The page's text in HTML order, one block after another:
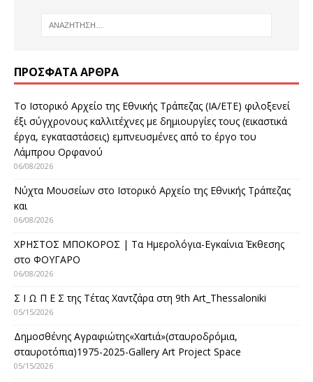
ΠΡΌΣΦΑΤΑ ΆΡΘΡΑ
Το Ιστορικό Αρχείο της Εθνικής Τράπεζας (ΙΑ/ΕΤΕ) φιλοξενεί
έξι σύγχρονους καλλιτέχνες με δημιουργίες τους (εικαστικά
έργα, εγκαταστάσεις) εμπνευσμένες από το έργο του
Λάμπρου Ορφανού
06/08/2026
Νύχτα Μουσείων στο Ιστορικό Αρχείο της Εθνικής Τράπεζας
και
06/08/2026
ΧΡΗΣΤΟΣ ΜΠΟΚΟΡΟΣ | Τα Ημερολόγια-Εγκαίνια Έκθεσης
στο ΦΟΥΓΑΡΟ
06/08/2026
Σ Ι Ω Π Ε Σ της Τέτας Χαντζάρα στη 9th Art_Thessaloniki
05/15/2026
Δημοσθένης Αγραφιώτης«Xαrtιά»(σταυροδρόμια,
σταυροτόπια)1975-2025-Gallery Art Project Space
05/15/2026